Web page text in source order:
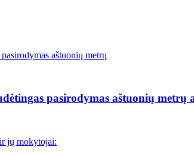
pasirodymas aštuonių